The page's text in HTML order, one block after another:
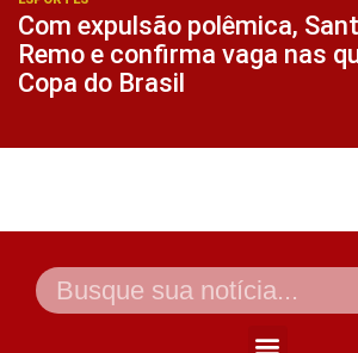
Com expulsão polêmica,
Remo e confirma vaga nas
Copa do Brasil